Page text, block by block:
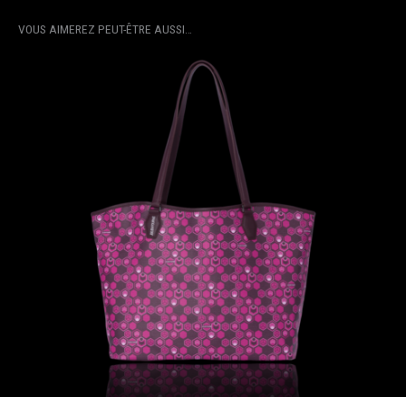
VOUS AIMEREZ PEUT-ÊTRE AUSSI…